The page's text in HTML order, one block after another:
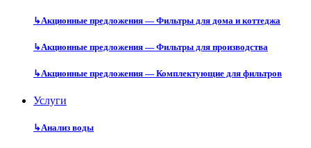
↳Акционные предложения — Фильтры для дома и коттеджа
↳Акционные предложения — Фильтры для производства
↳Акционные предложения — Комплектующие для фильтров
Услуги
↳Анализ воды